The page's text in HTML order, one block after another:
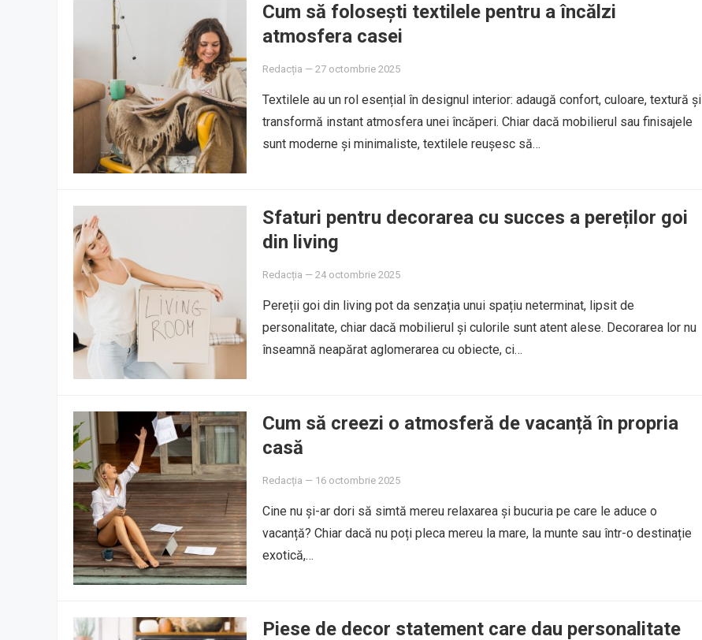
Cum să folosești textilele pentru a încălzi
atmosfera casei
Redacția — 27 octombrie 2025
Textilele au un rol esențial în designul interior: adaugă confort, culoare, textură și
transformă instant atmosfera unei încăperi. Chiar dacă mobilierul sau finisajele
sunt moderne și minimaliste, textilele reușesc să…
Sfaturi pentru decorarea cu succes a pereților goi
din living
Redacția — 24 octombrie 2025
Pereții goi din living pot da senzația unui spațiu neterminat, lipsit de
personalitate, chiar dacă mobilierul și culorile sunt atent alese. Decorarea lor nu
înseamnă neapărat aglomerarea cu obiecte, ci…
Cum să creezi o atmosferă de vacanță în propria
casă
Redacția — 16 octombrie 2025
Cine nu și-ar dori să simtă mereu relaxarea și bucuria pe care le aduce o
vacanță? Chiar dacă nu poți pleca mereu la mare, la munte sau într-o destinație
exotică,…
Piese de decor statement care dau personalitate